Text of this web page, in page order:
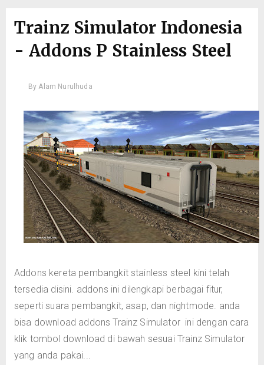
Trainz Simulator Indonesia
- Addons P Stainless Steel
By Alam Nurulhuda
Addons kereta pembangkit stainless steel kini telah
tersedia disini. addons ini dilengkapi berbagai fitur,
seperti suara pembangkit, asap, dan nightmode. anda
bisa download addons Trainz Simulator ini dengan cara
klik tombol download di bawah sesuai Trainz Simulator
yang anda pakai...